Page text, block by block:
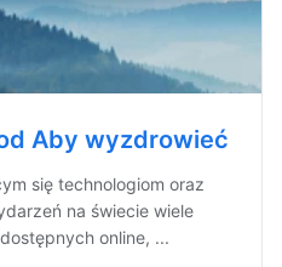
Aby wyzdrowieć
się technologiom oraz
na świecie wiele
online, ...